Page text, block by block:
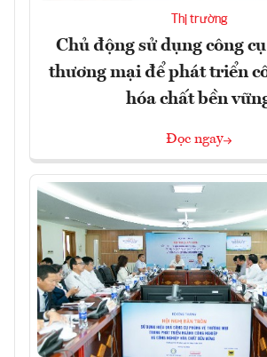
Thị trường
Chủ động sử dụng công
thương mại để phát triển
hóa chất bền
Đọc ngay